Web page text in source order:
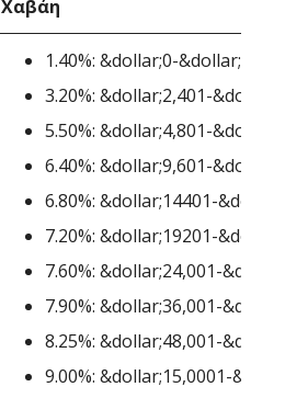
Χαβάη
1.40%: &dollar;0-&dollar;2,400
3.20%: &dollar;2,401-
5.50%: &dollar;4,801-
6.40%: &dollar;9,601-
6.80%: &dollar;14401-
7.20%: &dollar;19201-
7.60%: &dollar;24,001-
7.90%: &dollar;36,001-
8.25%: &dollar;48,001-
9.00%: &dollar;15,0001-